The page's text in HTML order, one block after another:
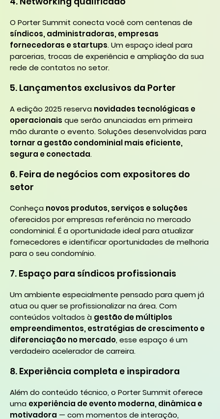
O Porter Summit conecta você com centenas de
síndicos, administradoras, empresas
fornecedoras e startups. Um espaço ideal para
parcerias, trocas de experiência e ampliação da sua
rede de contatos no setor.
5. Lançamentos exclusivos da Porter
A edição 2025 reserva novidades tecnológicas e
operacionais que serão anunciadas em primeira
mão durante o evento. Soluções desenvolvidas para
tornar a gestão condominial mais eficiente,
segura e conectada.
6. Feira de negócios com expositores do
setor
Conheça novos produtos, serviços e soluções
oferecidos por empresas referência no mercado
condominial. É a oportunidade ideal para atualizar
fornecedores e identificar oportunidades de melhoria
para o seu condomínio.
7. Espaço para síndicos profissionais
Um ambiente especialmente pensado para quem já
atua ou quer se profissionalizar na área. Com
conteúdos voltados à gestão de múltiplos
empreendimentos, estratégias de crescimento e
diferenciação no mercado, esse espaço é um
verdadeiro acelerador de carreira.
8. Experiência completa e inspiradora
Além do conteúdo técnico, o Porter Summit oferece
uma experiência de evento moderna, dinâmica e
motivadora — com momentos de interação,